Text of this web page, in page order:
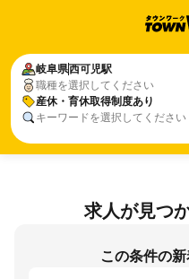
岐阜県西可児駅
職種を選択してください
産休・育休取得制度あり
キーワードを選択してください
岐阜県西可児駅
産休・育休取得制度あり
求人が見つ
この条件の